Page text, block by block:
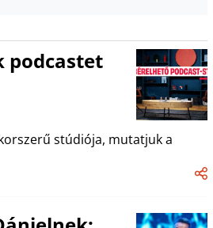
podcastet
stúdiója, mutatjuk a